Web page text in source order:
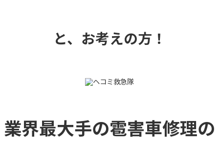
と、お考えの方！
業界最大手の雹害車修理の